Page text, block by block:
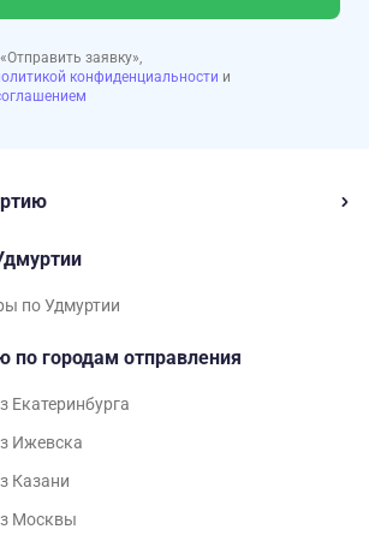
заявку»,
конфиденциальности и
по Удмуртии
по городам отправления
Екатеринбурга
Ижевска
Казани
Москвы